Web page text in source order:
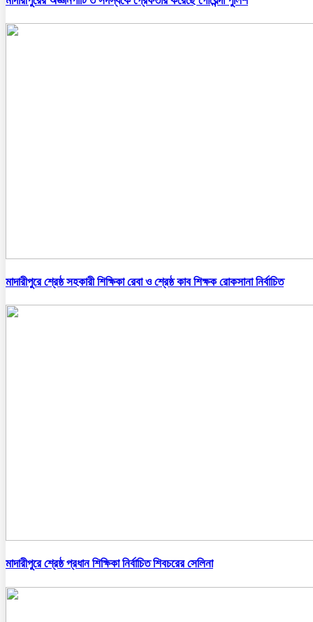
মাদারীপুরে শ্রেষ্ঠ সহকারী শিক্ষিকা রেবা ও শ্রেষ্ঠ কাব শিক্ষক রোকসানা নির্বাচিত
মাদারীপুরে শ্রেষ্ঠ প্রধান শিক্ষিকা নির্বাচিত শিবচরের সেলিনা